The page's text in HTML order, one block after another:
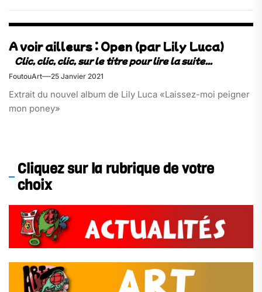
A voir ailleurs : Open (par Lily Luca)
FoutouArt 25 Janvier 2021
Extrait du nouvel album de Lily Luca «Laissez-moi peigner
mon poney»
Cliquez sur la rubrique de votre
choix